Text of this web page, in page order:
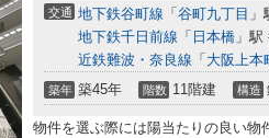
交通 地下鉄谷町線 「 谷町九丁目
地下鉄千日前線 「 日本橋 」駅
近鉄難波・奈良線 「 大阪上本
築年 築45年 階数 11階建 構造
物件を選ぶ際には陽当たりの良い